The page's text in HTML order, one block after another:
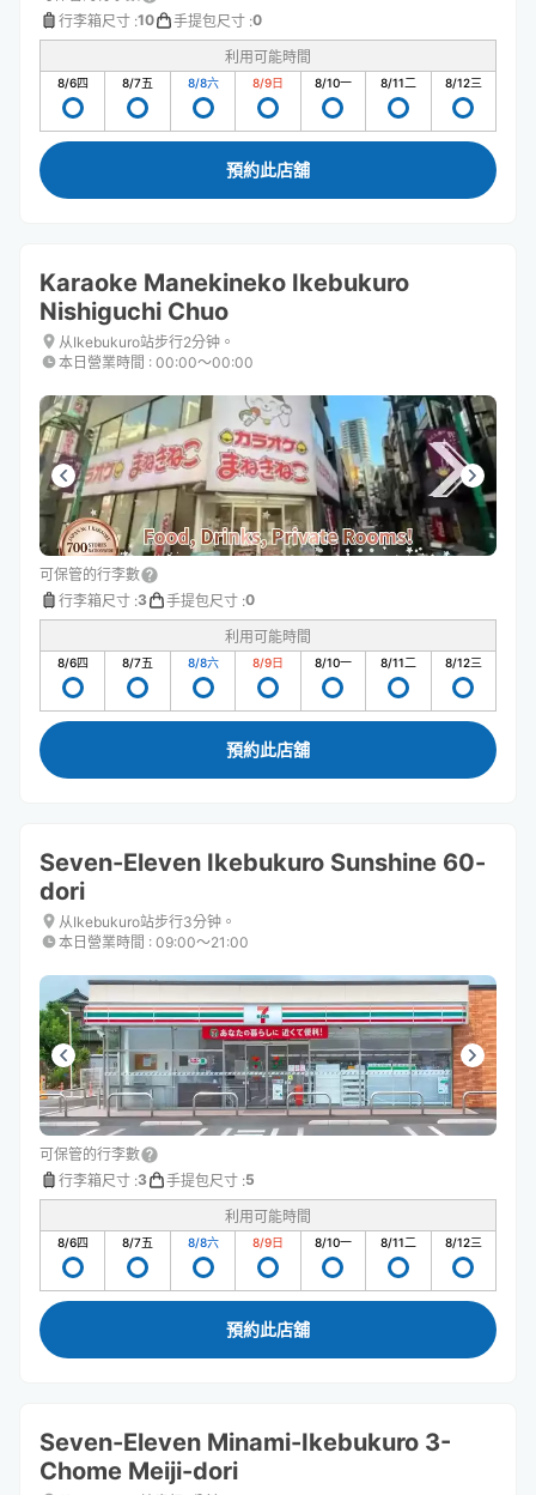
行李箱尺寸 :10 手提包尺寸 :0
利用可能時間
8/6四 8/7五 8/8六 8/9日 8/10一 8/11二 8/12三
預約此店舖
Karaoke Manekineko Ikebukuro
Nishiguchi Chuo
从Ikebukuro站步行2分钟。
本日營業時間 : 00:00〜00:00
可保管的行李數
行李箱尺寸 :3 手提包尺寸 :0
利用可能時間
8/6四 8/7五 8/8六 8/9日 8/10一 8/11二 8/12三
預約此店舖
Seven-Eleven Ikebukuro Sunshine 60-
dori
从Ikebukuro站步行3分钟。
本日營業時間 : 09:00〜21:00
可保管的行李數
行李箱尺寸 :3 手提包尺寸 :5
利用可能時間
8/6四 8/7五 8/8六 8/9日 8/10一 8/11二 8/12三
預約此店舖
Seven-Eleven Minami-Ikebukuro 3-
Chome Meiji-dori